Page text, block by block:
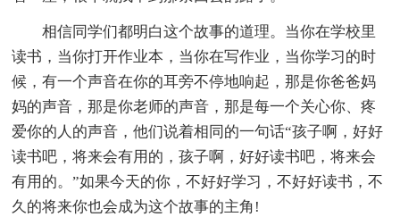
相信同学们都明白这个故事的道理。当你在学校里
读书，当你打开作业本，当你在写作业，当你学习的时
候，有一个声音在你的耳旁不停地响起，那是你爸爸妈
妈的声音，那是你老师的声音，那是每一个关心你、疼
爱你的人的声音，他们说着相同的一句话“孩子啊，好好
读书吧，将来会有用的，孩子啊，好好读书吧，将来会
有用的。”如果今天的你，不好好学习，不好好读书，不
久的将来你也会成为这个故事的主角!